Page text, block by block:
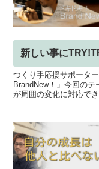
新しい事に
つくり手応援サポータ
BrandNew！」今回の
が周囲の変化に対応で